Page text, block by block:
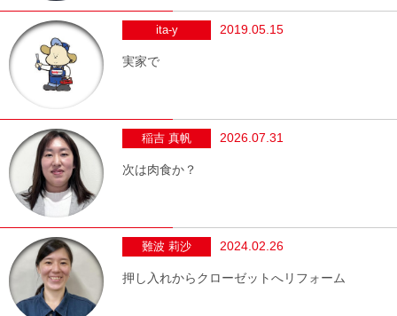
ita-y 2019.05.15
実家で
稲吉 真帆 2026.07.31
次は肉食か？
難波 莉沙 2024.02.26
押し入れからクローゼットへリフォーム